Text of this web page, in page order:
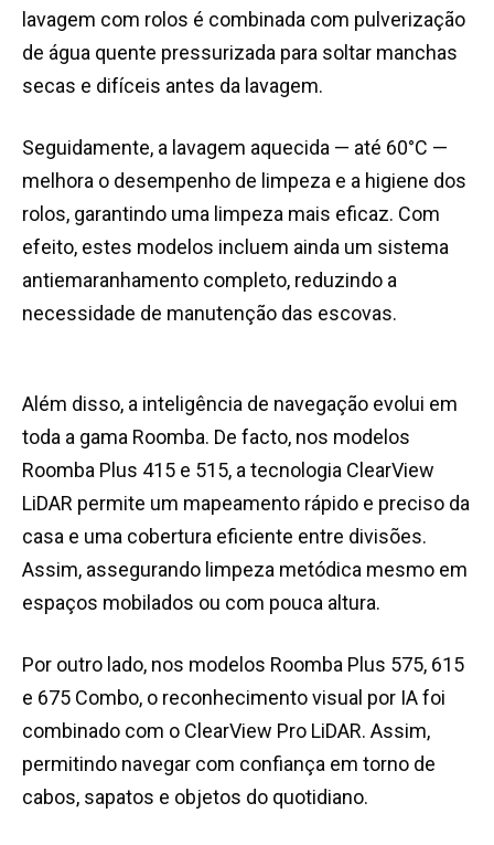
lavagem com rolos é combinada com pulverização
de água quente pressurizada para soltar manchas
secas e difíceis antes da lavagem.
Seguidamente, a lavagem aquecida — até 60°C —
melhora o desempenho de limpeza e a higiene dos
rolos, garantindo uma limpeza mais eficaz. Com
efeito, estes modelos incluem ainda um sistema
antiemaranhamento completo, reduzindo a
necessidade de manutenção das escovas.
Além disso, a inteligência de navegação evolui em
toda a gama Roomba. De facto, nos modelos
Roomba Plus 415 e 515, a tecnologia ClearView
LiDAR permite um mapeamento rápido e preciso da
casa e uma cobertura eficiente entre divisões.
Assim, assegurando limpeza metódica mesmo em
espaços mobilados ou com pouca altura.
Por outro lado, nos modelos Roomba Plus 575, 615
e 675 Combo, o reconhecimento visual por IA foi
combinado com o ClearView Pro LiDAR. Assim,
permitindo navegar com confiança em torno de
cabos, sapatos e objetos do quotidiano.